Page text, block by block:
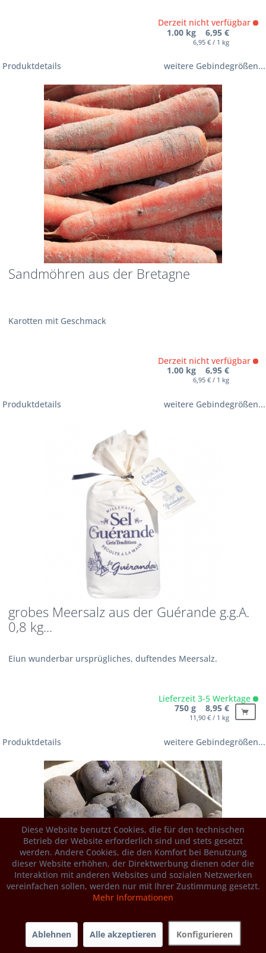
Derzeit nicht verfügbar
1.00 kg 6,95 €
6,95 € / 1 kg
Produktdetails weitere Gebindegrößen...
Sandmöhren aus der Bretagne
Karotten mit Geschmack
Derzeit nicht verfügbar
1.00 kg 6,95 €
6,95 € / 1 kg
Produktdetails weitere Gebindegrößen...
grobes Meersalz aus der Guérande g.g.A.
0,8 kg...
Eiun wunderbar ursprügliches, duftendes Meersalz.
Lieferzeit 3-5 Werktage
750 g 8,95 €
11,90 € / 1 kg
Produktdetails weitere Gebindegrößen...
Diese Website benutzt Cookies, die für den technischen
Betrieb der Website erforderlich sind und stets gesetzt
werden. Andere Cookies, die den Komfort bei Benutzung
dieser Website erhöhen, der Direktwerbung dienen oder die
Interaktion mit anderen Websites und sozialen Netzwerken
vereinfachen sollen, werden nur mit Ihrer Zustimmung gesetzt.
Mehr Informationen
Ablehnen Alle akzeptieren Konfigurieren